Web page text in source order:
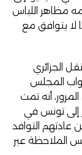
مظاهر اللباس
لا يتوافق مع
الجزائري
16 ديسمبر 2025 أمام نواب المجلس
أنه تمت
الجزائر إلى تونس في
عادتهم التوافد
الملاحظة عبر